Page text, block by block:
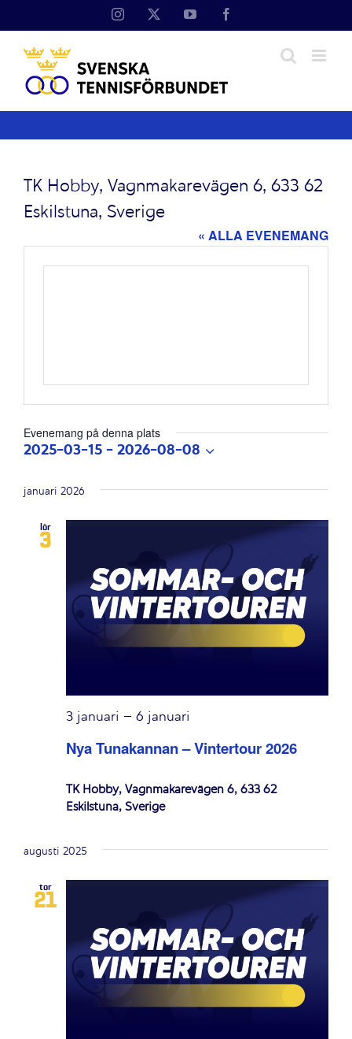
Instagram YouTube
TK Hobby, Vagnmakarevägen 6, 633 62
Eskilstuna, Sverige
« ALLA EVENEMANG
Evenemang på denna plats
2025-03-15 - 2026-08-08
datum.
januari 2026
lör
3
Nya Tunakannan – Vintertour 2026
3 januari – 6 januari
TK Hobby, Vagnmakarevägen 6, 633 62
Eskilstuna, Sverige
augusti 2025
tor
21